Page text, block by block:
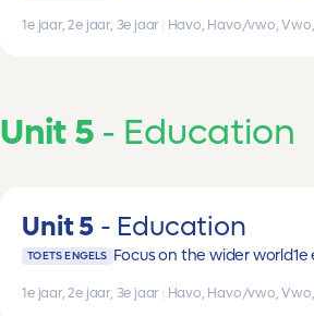
1e jaar, 2e jaar, 3e jaar Havo, Havo/vwo,
Unit 5 Education
Unit 5 Education
TOETS ENGELS Focus on the wider world1e
1e jaar, 2e jaar, 3e jaar Havo, Havo/vwo,